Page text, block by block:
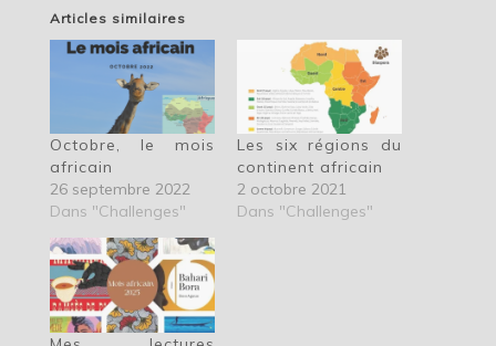
Articles similaires
Octobre, le mois
africain
26 septembre 2022
Dans "Challenges"
Les six régions du
continent africain
2 octobre 2021
Dans "Challenges"